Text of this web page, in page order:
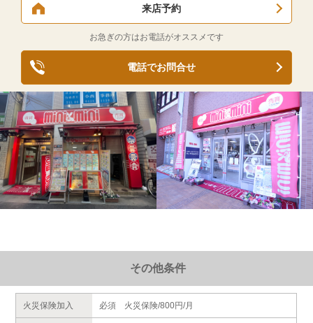
来店予約
お急ぎの方はお電話がオススメです
電話でお問合せ
その他条件
火災保険加入 必須 火災保険/800円/月